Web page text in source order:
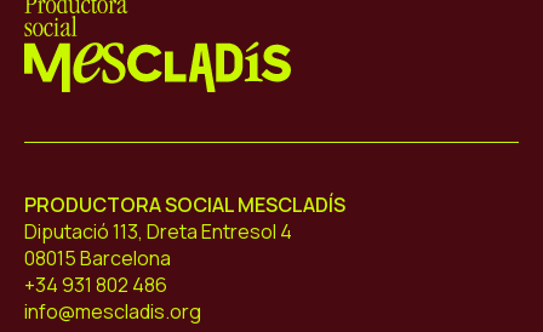
PRODUCTORA SOCIAL MESCLADÍS
Diputació 113, Dreta Entresol 4
08015 Barcelona
+34 931 802 486
info@mescladis.org